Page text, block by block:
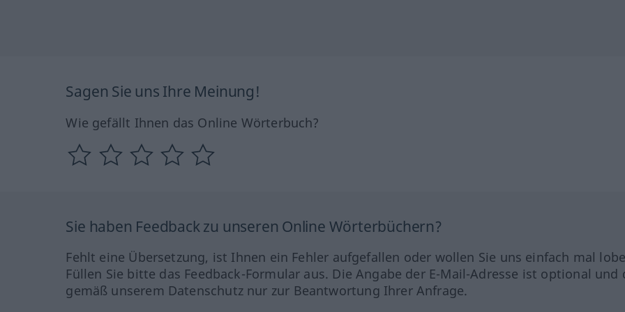
Sagen Sie uns Ihre Meinung!
Wie gefällt Ihnen das Online Wörterbuch?
Sie haben Feedback zu unseren Online Wörterbüchern?
Fehlt eine Übersetzung, ist Ihnen ein Fehler aufgefallen oder wollen Sie uns einfach mal
Füllen Sie bitte das Feedback-Formular aus. Die Angabe der E-Mail-Adresse ist optional und
gemäß unserem Datenschutz nur zur Beantwortung Ihrer Anfrage.